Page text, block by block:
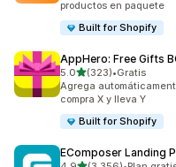
productos en paquete
Built for Shopify
AppHero: Free Gifts
5.0de 5 estrellas
(323)
323 reseñas en total
•Gratis
Agrega
compra X y lleva Y
Built for Shopify
EComposer Landing